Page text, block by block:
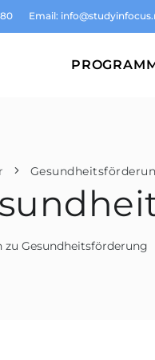
Email:
Gesundheitsförderung